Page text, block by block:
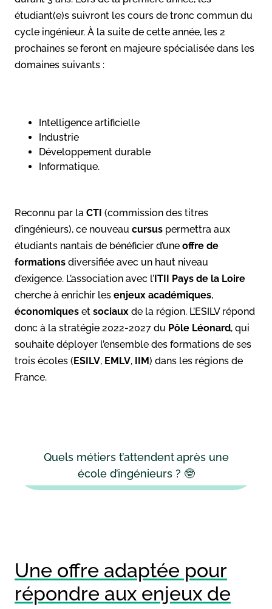
étudiant(e)s suivront les cours de tronc commun du
cycle ingénieur. À la suite de cette année, les 2
prochaines se feront en majeure spécialisée dans les
domaines suivants :
Intelligence artificielle
Industrie
Développement durable
Informatique.
Reconnu par la CTI (commission des titres
d’ingénieurs), ce nouveau cursus permettra aux
étudiants nantais de bénéficier d’une offre de
formations diversifiée avec un haut niveau
d’exigence. L’association avec l’ITII Pays de la Loire
cherche à enrichir les enjeux académiques,
économiques et sociaux de la région. L’ESILV répond
donc à la stratégie 2022-2027 du Pôle Léonard, qui
souhaite déployer l’ensemble des formations de ses
trois écoles (ESILV, EMLV, IIM) dans les régions de
France.
Quels métiers t’attendent après une
école d’ingénieurs ? 🤓
Une offre adaptée pour
répondre aux enjeux de